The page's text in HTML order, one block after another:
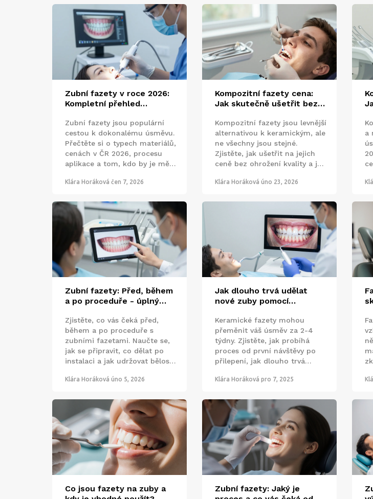
Zubní fazety v roce 2026:
Kompletní přehled
Zubní fazety jsou populární
cestou k dokonalému úsměvu.
Přečtěte si o typech materiálů,
cenách v ČR 2026, procesu
aplikace a tom, kdo by je měl
Klára Horáková čen 7, 2026
Kompozitní fazety cena:
Jak skutečně ušetřit bez
Kompozitní fazety jsou levnější
alternativou k keramickým, ale
ne všechny jsou stejné.
Zjistěte, jak ušetřit na jejich
ceně bez ohrožení kvality a jak
Klára Horáková úno 23, 2026
a
Zubní fazety: Před, během
a po proceduře - úplný
Zjistěte, co vás čeká před,
během a po proceduře s
zubními fazetami. Naučte se,
jak se připravit, co dělat po
instalaci a jak udržovat bělost.
otázky a zjistěte skutečné
Klára Horáková úno 5, 2026
Jak dlouho trvá udělat
nové zuby pomocí
Keramické fazety mohou
přeměnit váš úsměv za 2-4
týdny. Zjistěte, jak probíhá
proces od první návštěvy po
přilepení, jak dlouho trvá
před léčbou.
Klára Horáková pro 7, 2025
Co jsou fazety na zuby a
Zubní fazety: Jaký je